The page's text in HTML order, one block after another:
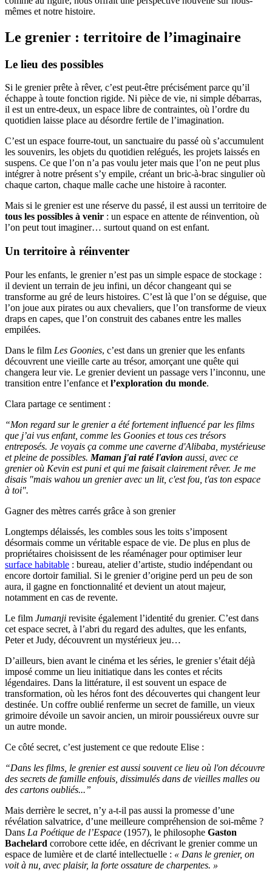
mêmes et notre histoire.
Le grenier : territoire de l’imaginaire
Le lieu des possibles
Si le grenier prête à rêver, c’est peut-être précisément parce qu’il
échappe à toute fonction rigide. Ni pièce de vie, ni simple débarras,
il est un entre-deux, un espace libre de contraintes, où l’ordre du
quotidien laisse place au désordre fertile de l’imagination.
C’est un espace fourre-tout, un sanctuaire du passé où s’accumulent
les souvenirs, les objets du quotidien relégués, les projets laissés en
suspens. Ce que l’on n’a pas voulu jeter mais que l’on ne peut plus
intégrer à notre présent s’y empile, créant un bric-à-brac singulier où
chaque carton, chaque malle cache une histoire à raconter.
Mais si le grenier est une réserve du passé, il est aussi un territoire de
tous les possibles à venir : un espace en attente de réinvention, où
l’on peut tout imaginer… surtout quand on est enfant.
Un territoire à réinventer
Pour les enfants, le grenier n’est pas un simple espace de stockage :
il devient un terrain de jeu infini, un décor changeant qui se
transforme au gré de leurs histoires. C’est là que l’on se déguise, que
l’on joue aux pirates ou aux chevaliers, que l’on transforme de vieux
draps en capes, que l’on construit des cabanes entre les malles
empilées.
Dans le film Les Goonies, c’est dans un grenier que les enfants
découvrent une vieille carte au trésor, amorçant une quête qui
changera leur vie. Le grenier devient un passage vers l’inconnu, une
transition entre l’enfance et l’exploration du monde.
Clara partage ce sentiment :
“Mon regard sur le grenier a été fortement influencé par les films
que j’ai vus enfant, comme les Goonies et tous ces trésors
entreposés. Je voyais ça comme une caverne d'Alibaba, mystérieuse
et pleine de possibles. Maman j'ai raté l'avion aussi, avec ce
grenier où Kevin est puni et qui me faisait clairement rêver. Je me
disais "mais wahou un grenier avec un lit, c'est fou, t'as ton espace
à toi".
Gagner des mètres carrés grâce à son grenier
Longtemps délaissés, les combles sous les toits s’imposent
désormais comme un véritable espace de vie. De plus en plus de
propriétaires choisissent de les réaménager pour optimiser leur
surface habitable : bureau, atelier d’artiste, studio indépendant ou
encore dortoir familial. Si le grenier d’origine perd un peu de son
aura, il gagne en fonctionnalité et devient un atout majeur,
notamment en cas de revente.
Le film Jumanji revisite également l’identité du grenier. C’est dans
cet espace secret, à l’abri du regard des adultes, que les enfants,
Peter et Judy, découvrent un mystérieux jeu…
D’ailleurs, bien avant le cinéma et les séries, le grenier s’était déjà
imposé comme un lieu initiatique dans les contes et récits
légendaires. Dans la littérature, il est souvent un espace de
transformation, où les héros font des découvertes qui changent leur
destinée. Un coffre oublié renferme un secret de famille, un vieux
grimoire dévoile un savoir ancien, un miroir poussiéreux ouvre sur
un autre monde.
Ce côté secret, c’est justement ce que redoute Elise :
“Dans les films, le grenier est aussi souvent ce lieu où l'on découvre
des secrets de famille enfouis, dissimulés dans de vieilles malles ou
des cartons oubliés...”
Mais derrière le secret, n’y a-t-il pas aussi la promesse d’une
révélation salvatrice, d’une meilleure compréhension de soi-même ?
Dans La Poétique de l’Espace (1957), le philosophe Gaston
Bachelard corrobore cette idée, en décrivant le grenier comme un
espace de lumière et de clarté intellectuelle : « Dans le grenier, on
voit à nu, avec plaisir, la forte ossature de charpentes. »